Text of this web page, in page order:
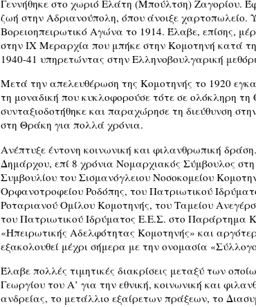
Γεννήθηκε στο χωριό Ελάτη (Μπούλτση) Ζαγορίου.
ζωή στην Αδριανούπολη, όπου άνοιξε
Βορειοηπειρωτικό Αγώνα το 1914. Έλαβε, επίσης,
στην ΙΧ Μεραρχία που μπήκε στην Κομοτηνή κατά
1940-41 υπηρετώντας στην Ελληνοβουλγαρική
Μετά την απελευθέρωση της Κομοτηνής το 1920
τη μοναδική που κυκλοφορούσε τότε σε ολόκληρη
συνταξιοδοτήθηκε και παραχώρησε τη διεύθυνση
στη Θράκη για πολλά χρόνια.
Ανέπτυξε έντονη κοινωνική και φιλανθρωπική
Δημάρχου, επί 8 χρόνια Νομαρχιακός Σύμβουλος
Συμβουλίου του Σισμανόγλειου Νοσοκομείου
Ορφανοτροφείου Ροδόπης, του Πατριωτικού
Ροταριανού Ομίλου Κομοτηνής, του Ταμείου
του Πατριωτικού Ιδρύματος Ε.Ε.Σ. στο Παράρτημα
«Ηπειρωτικής Αδελφότητας Κομοτηνής» και
εξακολουθεί μέχρι σήμερα με την ονομασία
Έλαβε πολλές τιμητικές διακρίσεις μεταξύ των
Γεωργίου του Α’ για την εθνική, κοινωνική και
ανδρείας, το μετάλλιο εξαίρετων πράξεων, το